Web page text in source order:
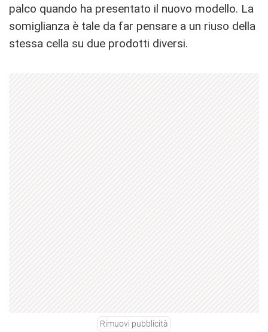
palco quando ha presentato il nuovo modello. La
somiglianza è tale da far pensare a un riuso della
stessa cella su due prodotti diversi.
Rimuovi pubblicità